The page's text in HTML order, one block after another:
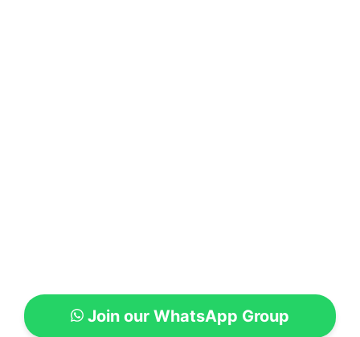
Join our WhatsApp Group